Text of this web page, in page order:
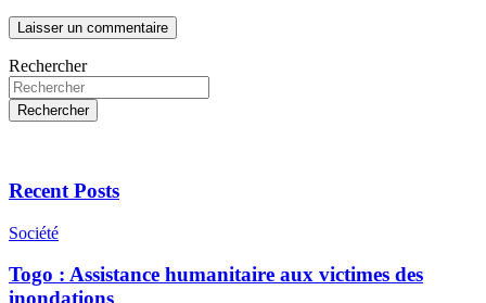
Rechercher
Rechercher
Recent Posts
Société
Togo : Assistance humanitaire aux victimes des
inondations